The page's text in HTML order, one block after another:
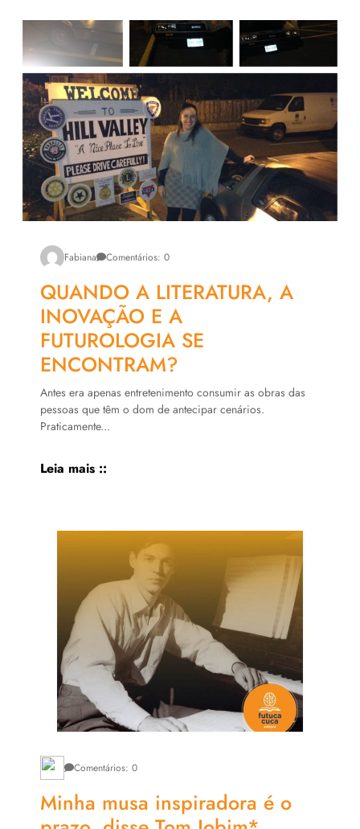
Fabiana Comentários: 0
QUANDO A LITERATURA, A
INOVAÇÃO E A
FUTUROLOGIA SE
ENCONTRAM?
Antes era apenas entretenimento consumir as obras das
pessoas que têm o dom de antecipar cenários.
Praticamente...
Leia mais ::
Comentários: 0
Minha musa inspiradora é o